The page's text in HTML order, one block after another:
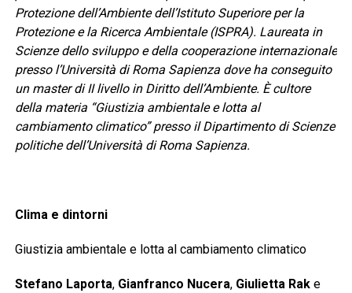
Protezione dell’Ambiente dell’Istituto Superiore per la
Protezione e la Ricerca Ambientale (ISPRA). Laureata in
Scienze dello sviluppo e della cooperazione internazionale
presso l’Università di Roma Sapienza dove ha conseguito
un master di II livello in Diritto dell’Ambiente. È cultore
della materia “Giustizia ambientale e lotta al
cambiamento climatico” presso il Dipartimento di Scienze
politiche dell’Università di Roma Sapienza.
Clima e dintorni
Giustizia ambientale e lotta al cambiamento climatico
Stefano Laporta, Gianfranco Nucera, Giulietta Rake